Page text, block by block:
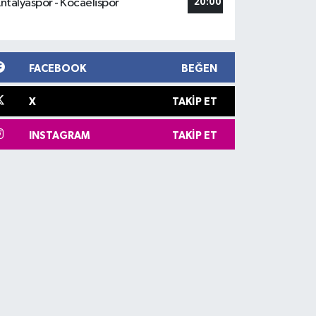
- Kocaelispor 20:00
FACEBOOK BEĞEN
X TAKIP ET
INSTAGRAM TAKIP ET